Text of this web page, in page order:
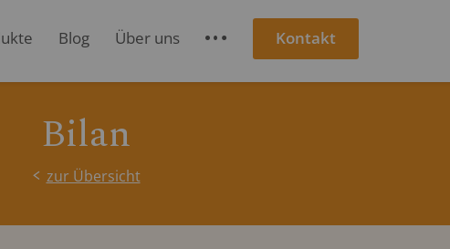
Blog Über uns S Kontakt
Bilan
zur Übersicht